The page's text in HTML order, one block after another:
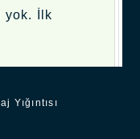
yok. İlk
Yığıntısı